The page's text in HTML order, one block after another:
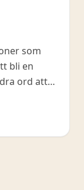
som
bli en
ord att